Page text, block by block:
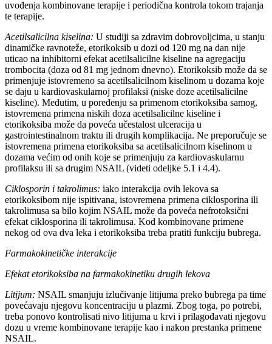
uvođenja kombinovane terapije i periodična kontrola tokom trajanja
te terapije.
Acetilsalicilna kiselina: U studiji sa zdravim dobrovoljcima, u stanju
dinamičke ravnoteže, etorikoksib u dozi od 120 mg na dan nije
uticao na inhibitorni efekat acetilsalicilne kiseline na agregaciju
trombocita (doza od 81 mg jednom dnevno). Etorikoksib može da se
primenjuje istovremeno sa acetilsalicilnom kiselinom u dozama koje
se daju u kardiovaskularnoj profilaksi (niske doze acetilsalicilne
kiseline). Međutim, u poređenju sa primenom etorikoksiba samog,
istovremena primena niskih doza acetilsalicilne kiseline i
etorikoksiba može da poveća učestalost ulceracija u
gastrointestinalnom traktu ili drugih komplikacija. Ne preporučuje se
istovremena primena etorikoksiba sa acetilsalicilnom kiselinom u
dozama većim od onih koje se primenjuju za kardiovaskularnu
profilaksu ili sa drugim NSAIL (videti odeljke 5.1 i 4.4).
Ciklosporin i takrolimus: iako interakcija ovih lekova sa
etorikoksibom nije ispitivana, istovremena primena ciklosporina ili
takrolimusa sa bilo kojim NSAIL može da poveća nefrotoksični
efekat ciklosporina ili takrolimusa. Kod kombinovane primene
nekog od ova dva leka i etorikoksiba treba pratiti funkciju bubrega.
Farmakokinetičke interakcije
Efekat etorikoksiba na farmakokinetiku drugih lekova
Litijum: NSAIL smanjuju izlučivanje litijuma preko bubrega pa time
povećavaju njegovu koncentraciju u plazmi. Zbog toga, po potrebi,
treba ponovo kontrolisati nivo litijuma u krvi i prilagođavati njegovu
dozu u vreme kombinovane terapije kao i nakon prestanka primene
NSAIL.